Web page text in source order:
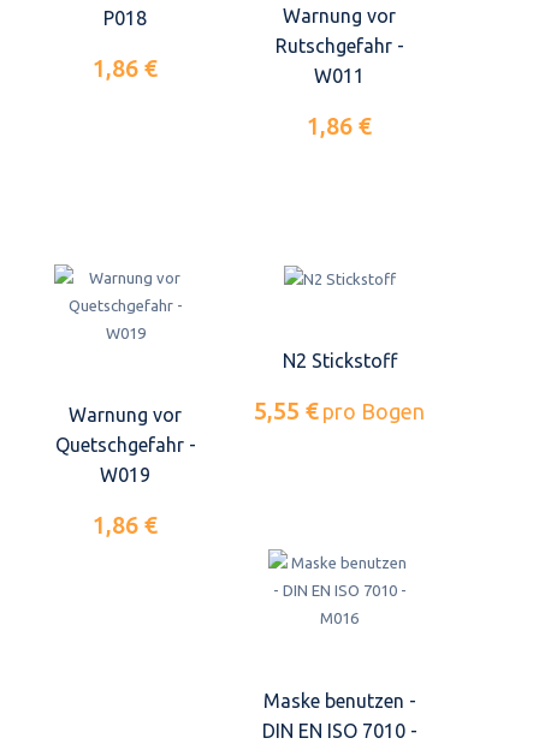
P018
1,86 €
Warnung vor
Rutschgefahr -
W011
1,86 €
Warnung vor
Quetschgefahr -
W019
1,86 €
N2 Stickstoff
5,55 € pro Bogen
Maske benutzen -
DIN EN ISO 7010 -